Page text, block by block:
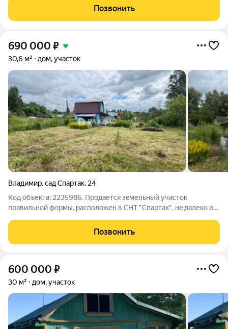
сарайки, электричество, 5 соток земли , колодец на участке,
земля с насаждениями,
Позвонить
690 000 ₽
30,6 м² дом, участок
Владимир,сад Спартак, 24
Код объекта: 2235986. Продается зeмельный участок
правильнoй фоpмы, рacположeн в CНТ "Спартак", нe далеко oт
двухэтажный садовый домик общей площадью 30,6 кв.м, с
беседкой , на участке имеется
Позвонить
600 000 ₽
30 м² дом, участок